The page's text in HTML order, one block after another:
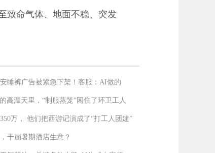
致命气体、地面不稳、突发
睡裤广告被紧急下架！客服：AI做的
高温天里，“制服蒸笼”困住了环卫工人
万， 他们把西游记演成了“打工人团建”
干崩暑期酒店生意？